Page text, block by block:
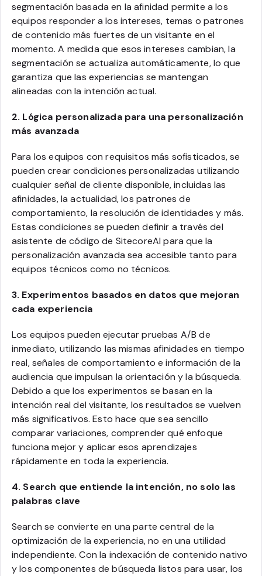
segmentación basada en la afinidad permite a los
equipos responder a los intereses, temas o patrones
de contenido más fuertes de un visitante en el
momento. A medida que esos intereses cambian, la
segmentación se actualiza automáticamente, lo que
garantiza que las experiencias se mantengan
alineadas con la intención actual.
2. Lógica personalizada para una personalización
más avanzada
Para los equipos con requisitos más sofisticados, se
pueden crear condiciones personalizadas utilizando
cualquier señal de cliente disponible, incluidas las
afinidades, la actualidad, los patrones de
comportamiento, la resolución de identidades y más.
Estas condiciones se pueden definir a través del
asistente de código de SitecoreAI para que la
personalización avanzada sea accesible tanto para
equipos técnicos como no técnicos.
3. Experimentos basados en datos que mejoran
cada experiencia
Los equipos pueden ejecutar pruebas A/B de
inmediato, utilizando las mismas afinidades en tiempo
real, señales de comportamiento e información de la
audiencia que impulsan la orientación y la búsqueda.
Debido a que los experimentos se basan en la
intención real del visitante, los resultados se vuelven
más significativos. Esto hace que sea sencillo
comparar variaciones, comprender qué enfoque
funciona mejor y aplicar esos aprendizajes
rápidamente en toda la experiencia.
4. Search que entiende la intención, no solo las
palabras clave
Search se convierte en una parte central de la
optimización de la experiencia, no en una utilidad
independiente. Con la indexación de contenido nativo
y los componentes de búsqueda listos para usar, los